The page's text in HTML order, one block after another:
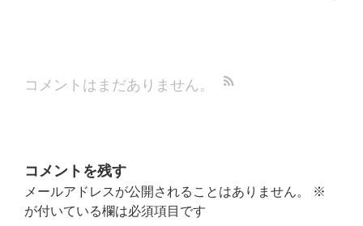
コメントはまだありません。
コメントを残す
メールアドレスが公開されることはありません。
※
が付いている欄は必須項目です